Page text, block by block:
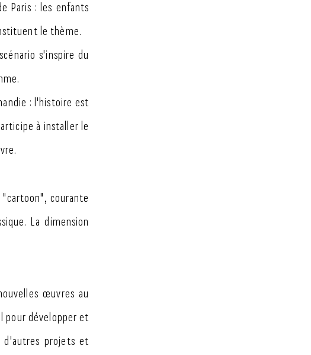
Paris : les enfants
le thème.
s'inspire du
: l'histoire est
à installer le
courante
La dimension
œuvres au
pour développer et
d'autres projets et